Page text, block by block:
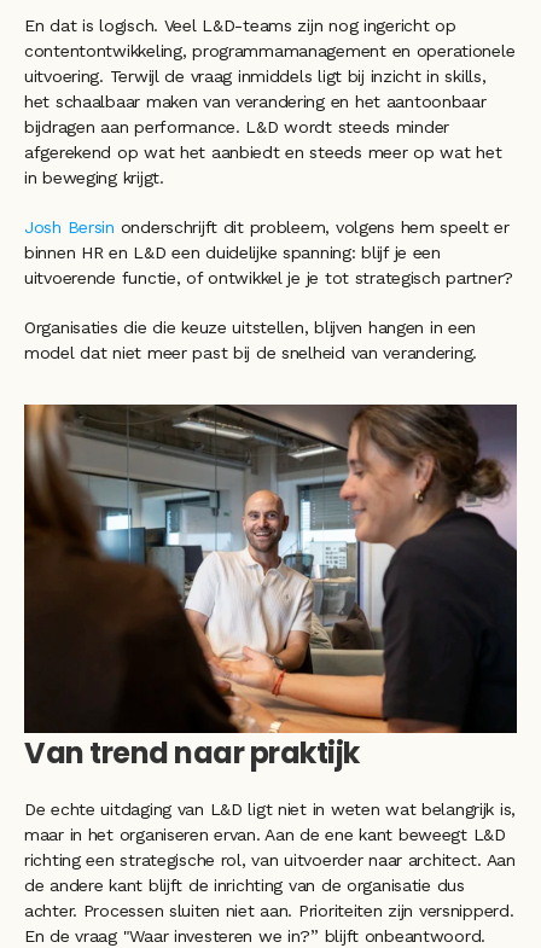
En dat is logisch. Veel L&D-teams zijn nog ingericht op
contentontwikkeling, programmamanagement en operationele
uitvoering. Terwijl de vraag inmiddels ligt bij inzicht in skills,
het schaalbaar maken van verandering en het aantoonbaar
bijdragen aan performance. L&D wordt steeds minder
afgerekend op wat het aanbiedt en steeds meer op wat het
in beweging krijgt.
Josh Bersin onderschrijft dit probleem, volgens hem speelt er
binnen HR en L&D een duidelijke spanning: blijf je een
uitvoerende functie, of ontwikkel je je tot strategisch partner?
Organisaties die die keuze uitstellen, blijven hangen in een
model dat niet meer past bij de snelheid van verandering.
Van trend naar praktijk
De echte uitdaging van L&D ligt niet in weten wat belangrijk is,
maar in het organiseren ervan. Aan de ene kant beweegt L&D
richting een strategische rol, van uitvoerder naar architect. Aan
de andere kant blijft de inrichting van de organisatie dus
achter. Processen sluiten niet aan. Prioriteiten zijn versnipperd.
En de vraag "Waar investeren we in?” blijft onbeantwoord.